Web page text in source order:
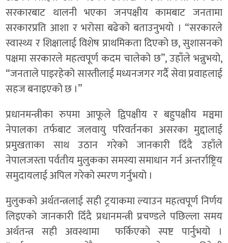
सरकारबाट थालनी भएका जनपक्षीय कामबाट जनतामा
सरकारप्रति आशा र भरोसा बढेको बताउनुभयो । “सरकारले
स्वास्थ्य र शिक्षालाई विशेष प्राथमिकता दिएको छ, सुशासनको
पक्षमा सरकारले महत्वपूर्ण कदम चालेको छ”, उहाँले भन्नुभयो,
“जनताले पाइरहेको सास्तीलाई मध्यनजगर गर्दै सेवा प्रवाहलाई
सहज बनाइएको छ ।”
प्रधानमन्त्रीका रुपमा आफूले द्विपक्षीय र बहुपक्षीय मञ्चमा
नेपालका तर्फबाट जलवायु परिवर्तनका असरका मुद्दालाई
प्रमुखताका साथ उठान गरेको जानकारी दिँदै उहाँले
नेपालजस्ता पर्वतीय मुलुकका समस्या समाधान गर्न अन्तर्राष्ट्रिय
समुदायलाई अपिल गरेको स्मरण गर्नुभयो ।
मुलुकको अर्थतन्त्रलाई सही ट्रयाकमा ल्याउन महत्वपूर्ण निर्णय
लिइएको जानकारी दिँदै प्रधानमन्त्री प्रचण्डले पछिल्ला समय
अर्थतन्त्र सही अवस्थामा फर्किएको स्पष्ट पार्नुभयो ।